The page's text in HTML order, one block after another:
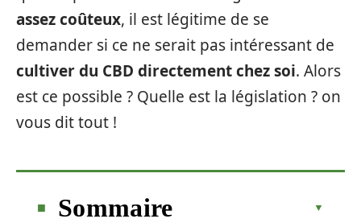
assez coûteux, il est légitime de se
demander si ce ne serait pas intéressant de
cultiver du CBD directement chez soi. Alors
est ce possible ? Quelle est la législation ? on
vous dit tout !
Sommaire